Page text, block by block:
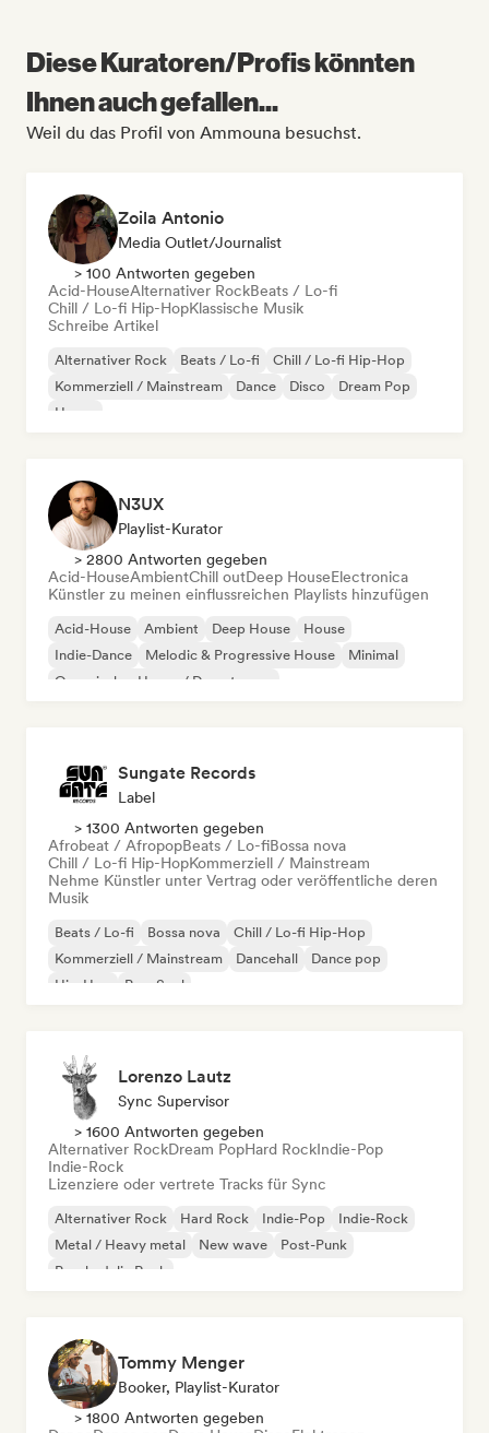
Diese Kuratoren/Profis könnten
Ihnen auch gefallen...
Weil du das Profil von Ammouna besuchst.
Zoila Antonio
Media Outlet/Journalist
> 100 Antworten gegeben
Acid-HouseAlternativer RockBeats / Lo-fi
Chill / Lo-fi Hip-HopKlassische Musik
Schreibe Artikel
Alternativer Rock Beats / Lo-fi
Chill / Lo-fi Hip-Hop
Kommerziell / Mainstream
Dance Disco
Dream Pop
House
N3UX
Playlist-Kurator
> 2800 Antworten gegeben
Acid-HouseAmbientChill outDeep HouseElectronica
Künstler zu meinen einflussreichen Playlists hinzufügen
Acid-House Ambient Deep House
House
Indie-Dance
Melodic & Progressive House
Minimal
Organischer House / Downtempo
Sungate Records
Label
> 1300 Antworten gegeben
Afrobeat / AfropopBeats / Lo-fiBossa nova
Chill / Lo-fi Hip-HopKommerziell / Mainstream
Nehme Künstler unter Vertrag oder veröffentliche deren
Musik
Beats / Lo-fi Bossa nova
Chill / Lo-fi Hip-Hop
Kommerziell / Mainstream
Dancehall
Dance pop
Hip-Hop
Pop-Soul
Lorenzo Lautz
Sync Supervisor
> 1600 Antworten gegeben
Alternativer RockDream PopHard RockIndie-Pop
Indie-Rock
Lizenziere oder vertrete Tracks für Sync
Alternativer Rock Hard Rock Indie-Pop
Indie-Rock
Metal / Heavy metal
New wave
Post-Punk
Psychedelic Rock
Tommy Menger
Booker, Playlist-Kurator
> 1800 Antworten gegeben